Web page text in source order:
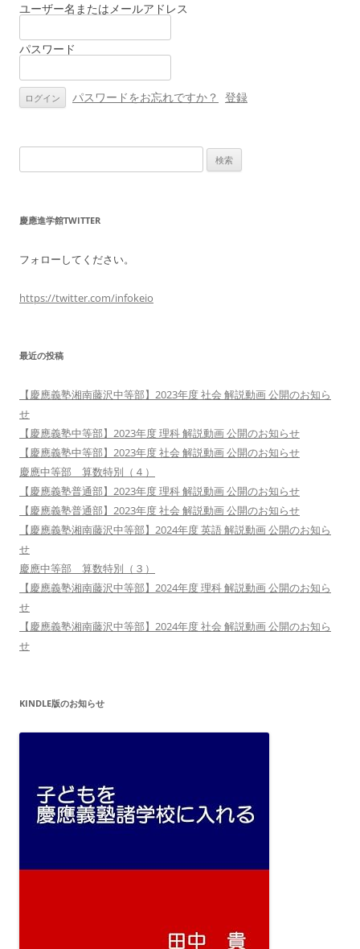
ゲ
シ
ン
ユーザー名またはメールアドレス
パスワード
パスワードをお忘れですか？ 登録
索:
慶應進学館TWITTER
フォローしてください。
https://twitter.com/infokeio
最近の投稿
【慶應義塾湘南藤沢中等部】2023年度 社会 解説動画 公開のお知ら
せ
【慶應義塾中等部】2023年度 理科 解説動画 公開のお知らせ
【慶應義塾中等部】2023年度 社会 解説動画 公開のお知らせ
慶應中等部 算数特別（４）
【慶應義塾普通部】2023年度 理科 解説動画 公開のお知らせ
【慶應義塾普通部】2023年度 社会 解説動画 公開のお知らせ
【慶應義塾湘南藤沢中等部】2024年度 英語 解説動画 公開のお知ら
せ
慶應中等部 算数特別（３）
【慶應義塾湘南藤沢中等部】2024年度 理科 解説動画 公開のお知ら
せ
【慶應義塾湘南藤沢中等部】2024年度 社会 解説動画 公開のお知ら
せ
KINDLE版のお知らせ